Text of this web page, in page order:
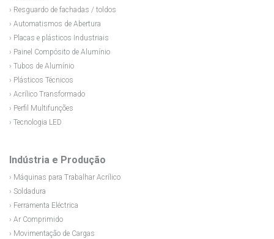
› Resguardo de fachadas / toldos
› Automatismos de Abertura
› Placas e plásticos Industriais
› Painel Compósito de Alumínio
› Tubos de Alumínio
› Plásticos Técnicos
› Acrílico Transformado
› Perfil Multifunções
› Tecnologia LED
Indústria e Produção
› Máquinas para Trabalhar Acrílico
› Soldadura
› Ferramenta Eléctrica
› Ar Comprimido
› Movimentação de Cargas